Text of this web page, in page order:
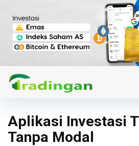
Aplikasi Investasi
Tanpa Modal